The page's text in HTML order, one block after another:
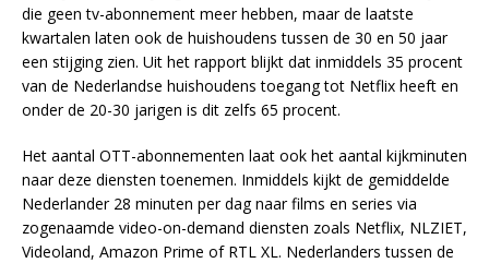
die geen tv-abonnement meer hebben, maar de laatste
kwartalen laten ook de huishoudens tussen de 30 en 50 jaar
een stijging zien. Uit het rapport blijkt dat inmiddels 35 procent
van de Nederlandse huishoudens toegang tot Netflix heeft en
onder de 20-30 jarigen is dit zelfs 65 procent.
Het aantal OTT-abonnementen laat ook het aantal kijkminuten
naar deze diensten toenemen. Inmiddels kijkt de gemiddelde
Nederlander 28 minuten per dag naar films en series via
zogenaamde video-on-demand diensten zoals Netflix, NLZIET,
Videoland, Amazon Prime of RTL XL. Nederlanders tussen de